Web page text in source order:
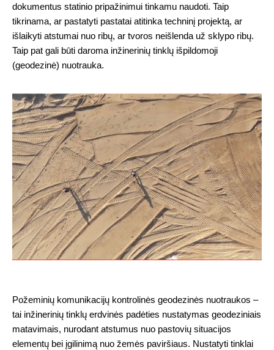
dokumentus statinio pripažinimui tinkamu naudoti. Taip
tikrinama, ar pastatyti pastatai atitinka techninį projektą, ar
išlaikyti atstumai nuo ribų, ar tvoros neišlenda už sklypo ribų.
Taip pat gali būti daroma inžinerinių tinklų išpildomoji
(geodezinė) nuotrauka.
Požeminių komunikacijų kontrolinės geodezinės nuotraukos –
tai inžinerinių tinklų erdvinės padėties nustatymas geodeziniais
matavimais, nurodant atstumus nuo pastovių situacijos
elementų bei įgilinimą nuo žemės paviršiaus. Nustatyti tinklai